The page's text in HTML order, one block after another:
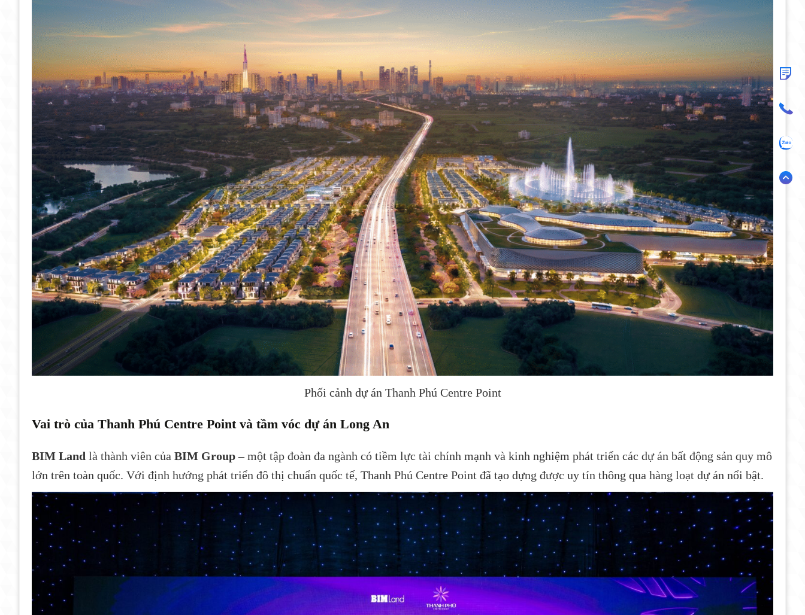
Phối cảnh dự án Thanh Phú Centre Point
Vai trò của Thanh Phú Centre Point và tầm vóc dự án Long An
BIM Land là thành viên của BIM Group– một tập đoàn đa ngành có tiềm lực tài chính mạnh và kinh nghiệm phát triển các dự án bất động sản quy mô
lớn trên toàn quốc. Với định hướng phát triển đô thị chuẩn quốc tế, Thanh Phú Centre Point đã tạo dựng được uy tín thông qua hàng loạt dự án nổi bật.